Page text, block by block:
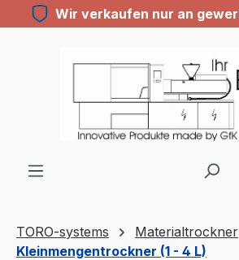
Zum Hauptinhalt springen
Wir verkaufen nur an
TORO-systems
Materialtrockner
Kleinmengentrockner (1 - 4 L)